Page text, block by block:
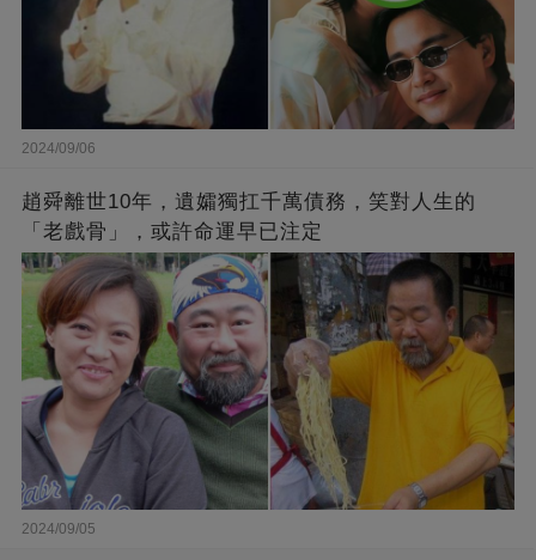
2024/09/06
趙舜離世10年，遺孀獨扛千萬債務，笑對人生的
「老戲骨」，或許命運早已注定
2024/09/05